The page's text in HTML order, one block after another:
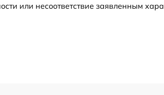
или несоответствие заявленным